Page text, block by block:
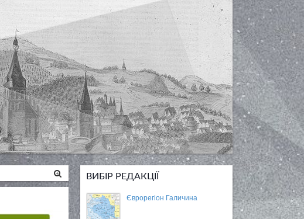
ВИБІР РЕДАКЦІЇ
Єврорегіон Галичина